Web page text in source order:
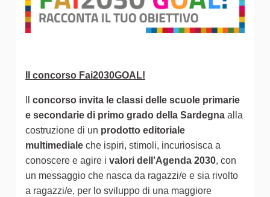
Il concorso Fai2030GOAL!
concorso invita le classi delle scuole primarie
e secondarie di primo grado della Sardegna alla
costruzione di un prodotto editoriale
multimediale che ispiri, stimoli, incuriosisca a
conoscere e agire i valori dell’Agenda 2030, con
un messaggio che nasca da ragazzi/e e sia rivolto
a ragazzi/e, per lo sviluppo di una maggiore